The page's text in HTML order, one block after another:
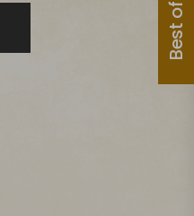
Best of